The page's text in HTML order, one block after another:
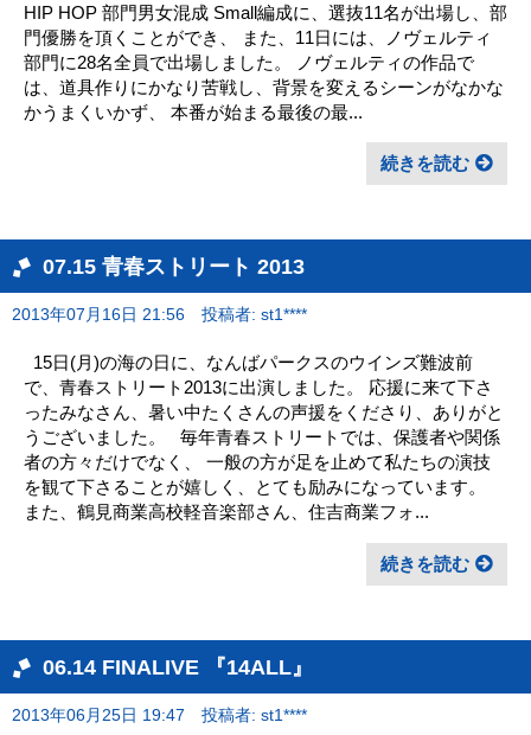
HIP HOP 部門男女混成 Small編成に、選抜11名が出場し、部
門優勝を頂くことができ、 また、11日には、ノヴェルティ
部門に28名全員で出場しました。 ノヴェルティの作品で
は、道具作りにかなり苦戦し、背景を変えるシーンがなかな
かうまくいかず、 本番が始まる最後の最...
続きを読む
07.15 青春ストリート 2013
2013年07月16日 21:56 投稿者: st1****
15日(月)の海の日に、なんばパークスのウインズ難波前
で、青春ストリート2013に出演しました。 応援に来て下さ
ったみなさん、暑い中たくさんの声援をくださり、ありがと
うございました。 毎年青春ストリートでは、保護者や関係
者の方々だけでなく、 一般の方が足を止めて私たちの演技
を観て下さることが嬉しく、とても励みになっています。
また、鶴見商業高校軽音楽部さん、住吉商業フォ...
続きを読む
06.14 FINALIVE 『14ALL』
2013年06月25日 19:47 投稿者: st1****